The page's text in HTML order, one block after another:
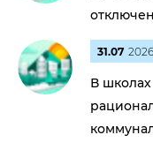
31.07 2026
В школах